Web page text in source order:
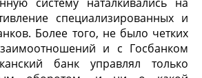
специализированных и
Более того, не было четких
и с Госбанком
банк управлял только